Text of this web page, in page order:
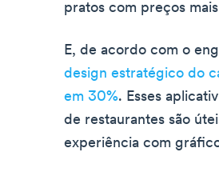
pratos com preços
E, de acordo com o
design estratégico do
em 30%. Esses
de restaurantes são
experiência com